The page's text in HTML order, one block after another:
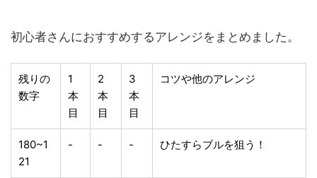
初心者さんにおすすめするアレンジをまとめました。
残りの
数字
1
本
目
2
本
目
3
本
目
コツや他のアレンジ
180~1
21
- - - ひたすらブルを狙う！